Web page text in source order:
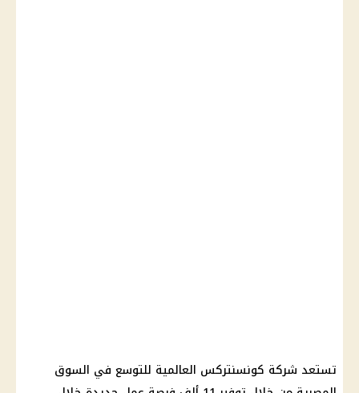
تستعد شركة كونسنتركس العالمية للتوسع في السوق